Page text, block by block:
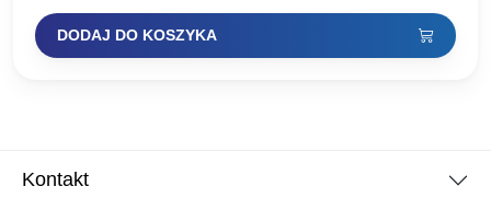
DODAJ DO KOSZYKA
Kontakt